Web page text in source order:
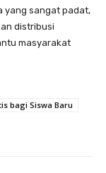
yang sangat padat,
distribusi
masyarakat
bagi Siswa Baru